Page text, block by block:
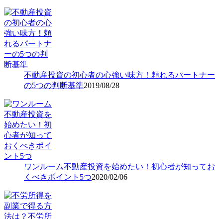
不動産投資の初心者の心強い味方！頼れるパートナー
の5つの判断基準2019/08/28
ワンルーム不動産投資を始めたい！初心者が知ってお
くべきポイント5つ2020/02/06